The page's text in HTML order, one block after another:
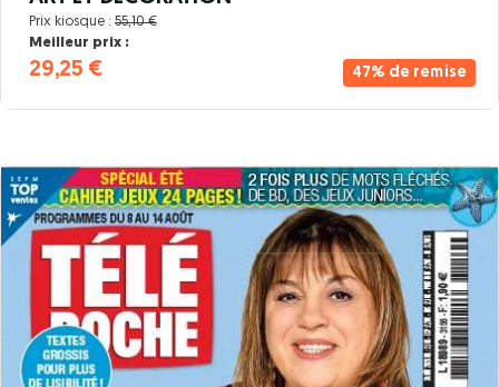
47% de remise
Prix kiosque : 55,10 €
Meilleur prix :
29,25 €